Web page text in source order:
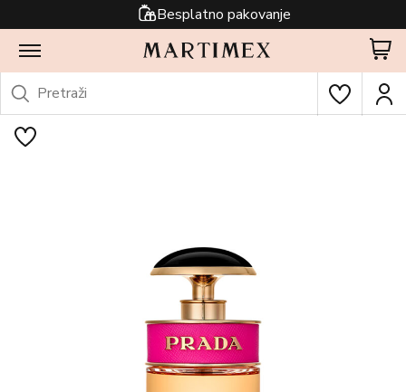
Besplatno pakovanje